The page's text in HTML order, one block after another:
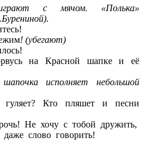
с мячом. «Полька»
! (убегают)
на Красной шапке и её
исполняет небольшой
Кто пляшет и песни
Не хочу с тобой дружить,
говорить!